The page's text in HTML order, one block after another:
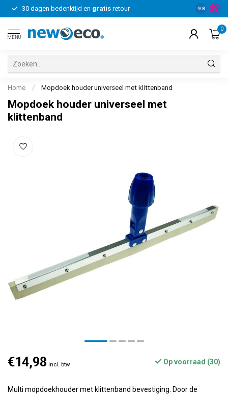
30 dagen bedenktijd en gratis retour Voor
9.8
MENU
0
Home / Mopdoek houder universeel met klittenband
Mopdoek houder universeel met
klittenband
€14,98 incl. btw Op voorraad (30)
Multi mopdoekhouder met klittenband bevestiging. Door de